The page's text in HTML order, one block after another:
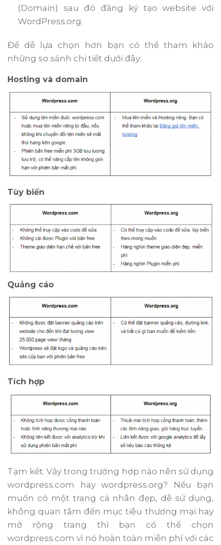
(Domain) sau đó đăng ký tạo website với
WordPress.org.
Để dễ lựa chọn hơn bạn có thể tham khảo
những so sánh chi tiết dưới đây:
Hosting và domain
Tùy biến
Quảng cáo
Tích hợp
Tạm kết: Vậy trong trường hợp nào nên sử dụng
wordpress.com hay wordpress.org? Nếu bạn
muốn có một trang cá nhân đẹp, dễ sử dụng,
không quan tâm đến mục tiêu thương mại hay
mở rộng trang thì bạn có thể chọn
wordpress.com vì nó hoàn toàn miễn phí với các